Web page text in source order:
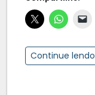
Continue lendo